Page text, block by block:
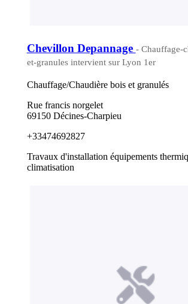
Chevillon Depannage - Chauffage-
et-granules intervient sur Lyon 1er
Chauffage/Chaudière bois et granulés
Rue francis norgelet
69150 Décines-Charpieu
+33474692827
Travaux d'installation équipements
climatisation